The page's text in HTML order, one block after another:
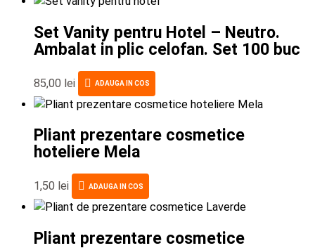
Set Vanity pentru Hotel – Neutro.
Ambalat in plic celofan. Set 100 buc
85,00 lei ADAUGA IN COS
Pliant prezentare cosmetice
hoteliere Mela
1,50 lei ADAUGA IN COS
Pliant prezentare cosmetice